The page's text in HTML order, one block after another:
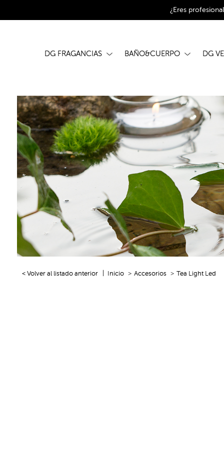
¿Eres
DG FRAGANCIAS BAÑO&CUERPO DG
< Volver al listado anterior Inicio Accesorios Tea Light Led